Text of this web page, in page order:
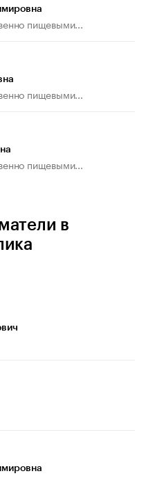
пищевыми...
пищевыми...
пищевыми...
в